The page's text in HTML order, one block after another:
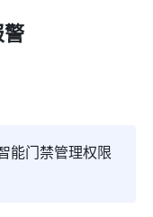
能门禁管理权限